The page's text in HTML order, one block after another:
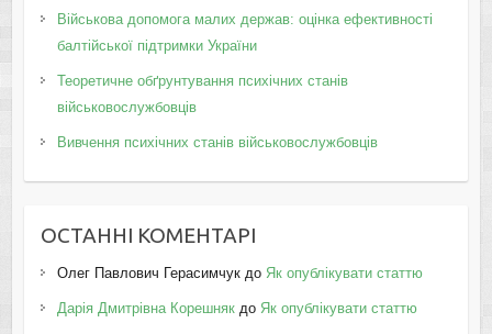
Військова допомога малих держав: оцінка ефективності
балтійської підтримки України
Теоретичне обґрунтування психічних станів
військовослужбовців
Вивчення психічних станів військовослужбовців
ОСТАННІ КОМЕНТАРІ
Олег Павлович Герасимчукдо Як опублікувати статтю
Дарія Дмитрівна Корешнякдо Як опублікувати статтю